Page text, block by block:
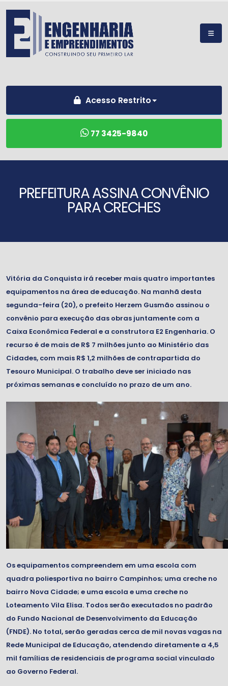
Acesso Restrito
77 3425-9840
PREFEITURA ASSINA CONVÊNIO
PARA CRECHES
Vitória da Conquista irá receber mais quatro importantes
equipamentos na área de educação. Na manhã desta
segunda-feira (20), o prefeito Herzem Gusmão assinou o
convênio para execução das obras juntamente com a
Caixa Econômica Federal e a construtora E2 Engenharia. O
recurso é de mais de R$ 7 milhões junto ao Ministério das
Cidades, com mais R$ 1,2 milhões de contrapartida do
Tesouro Municipal. O trabalho deve ser iniciado nas
próximas semanas e concluído no prazo de um ano.
Os equipamentos compreendem em uma escola com
quadra poliesportiva no bairro Campinhos; uma creche no
bairro Nova Cidade; e uma escola e uma creche no
Loteamento Vila Elisa. Todos serão executados no padrão
do Fundo Nacional de Desenvolvimento da Educação
(FNDE). No total, serão geradas cerca de mil novas vagas na
Rede Municipal de Educação, atendendo diretamente a 4,5
mil famílias de residenciais de programa social vinculado
ao Governo Federal.